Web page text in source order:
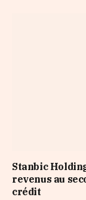
Stanbic
revenus au
crédit